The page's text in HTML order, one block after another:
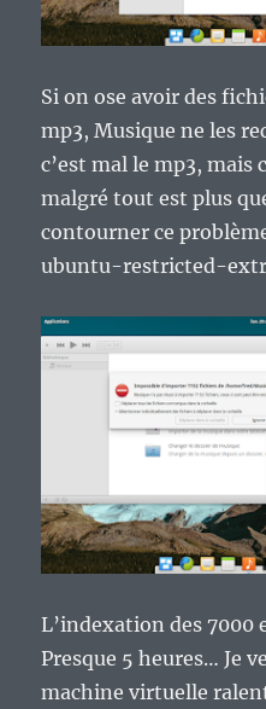
Si on ose avoir des
mp3, Musique ne les
c’est mal le mp3, mais
malgré tout est plus
contourner ce
ubuntu-restricted-
L’indexation des 7000
Presque 5 heures… Je
machine virtuelle